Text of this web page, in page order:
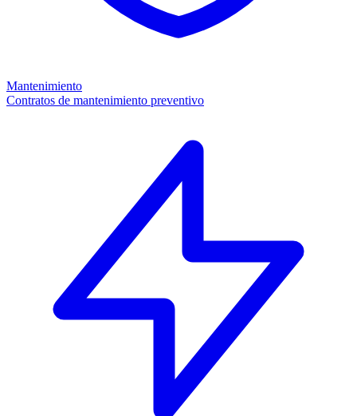
Mantenimiento
Contratos de mantenimiento preventivo